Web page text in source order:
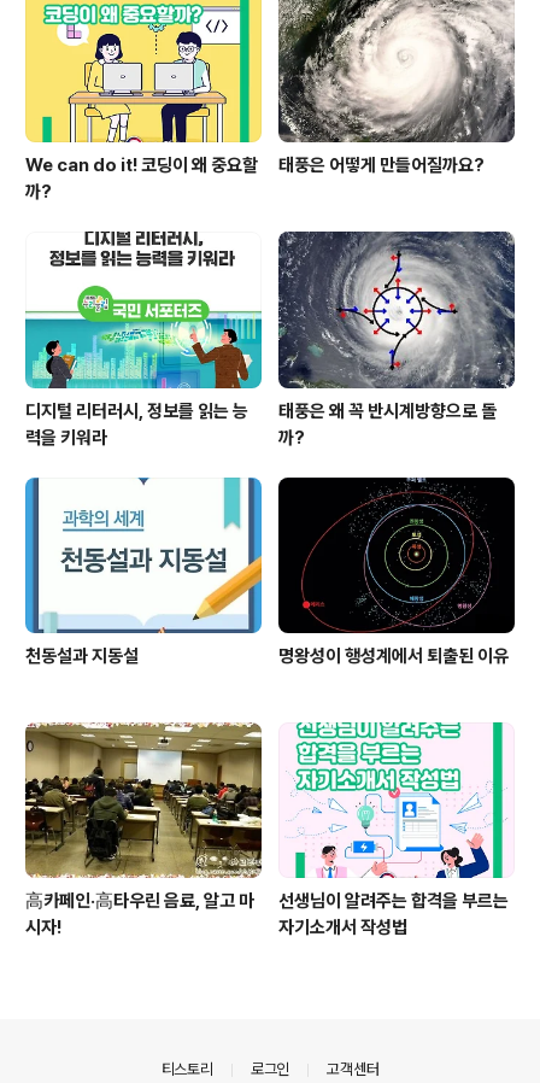
등 확진자 발생 보고 현황 ..
We can do it! 코딩이 왜 중요할
까?
태풍은 어떻게 만들어질까요?
디지털 리터러시, 정보를 읽는 능
력을 키워라
태풍은 왜 꼭 반시계방향으로 돌
까?
천동설과 지동설 명왕성이 행성계에서 퇴출된 이유
高카페인·高타우린 음료, 알고 마
시자!
선생님이 알려주는 합격을 부르는
자기소개서 작성법
티스토리 로그인 고객센터